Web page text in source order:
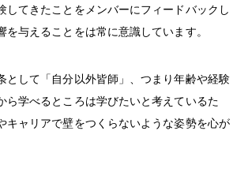
してきたことをメンバーにフィードバックし
与えることをは常に意識しています。
として「自分以外皆師」、つまり年齢や経験
ら学べるところは学びたいと考えているた
キャリアで壁をつくらないような姿勢を心が